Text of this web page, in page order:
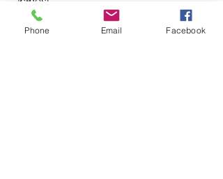
Vladimir Putin
Fonte Adevarul
OSINTPhone Email Facebook